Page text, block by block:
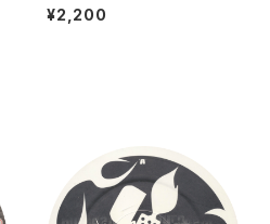
w / Three In One [Phantom
Audio / 2001]
¥2,200